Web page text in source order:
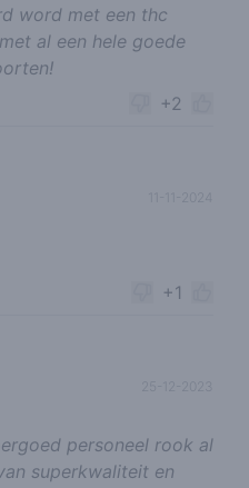
word met een thc
al een hele goede
+2
+1
25-12-2023
personeel rook al
superkwaliteit en